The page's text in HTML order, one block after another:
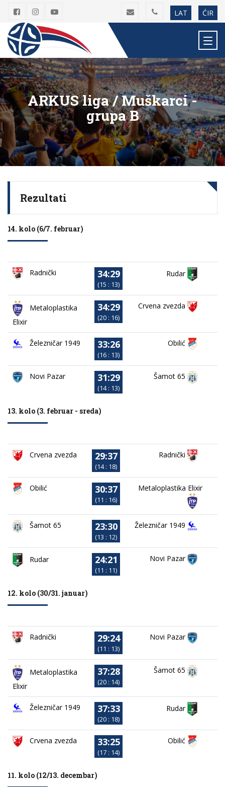
LAT ĆIR
ARKUS liga / Muškarci -
grupa B
Rezultati
14. kolo (6/7. februar)
Radnički 34:29
(15 : 13)
Rudar
Metaloplastika
Elixir
34:29
(20 : 16)
Crvena zvezda
Železničar 1949 33:26
(16 : 13)
Obilić
Novi Pazar 31:29
(14 : 13)
Šamot 65
13. kolo (3. februar - sreda)
Crvena zvezda 29:37
(14 : 18)
Radnički
Obilić 30:37
(11 : 16)
Metaloplastika Elixir
Šamot 65 23:30
(13 : 12)
Železničar 1949
Rudar 24:21
(11 : 11)
Novi Pazar
12. kolo (30/31. januar)
Radnički 29:24
(11 : 13)
Novi Pazar
Metaloplastika
Elixir
37:28
(20 : 14)
Šamot 65
Železničar 1949 37:33
(20 : 18)
Rudar
Crvena zvezda 33:25
(17 : 14)
Obilić
11. kolo (12/13. decembar)